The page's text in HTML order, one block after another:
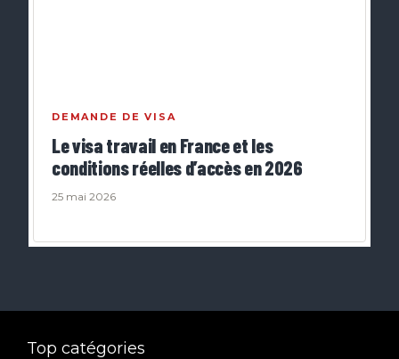
DEMANDE DE VISA
Le visa travail en France et les
conditions réelles d’accès en 2026
25 mai 2026
Top catégories